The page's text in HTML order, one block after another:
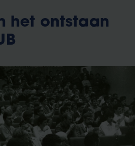
het ontstaan